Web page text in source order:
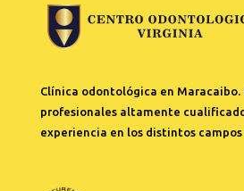
Clínica odontológica en Maracaibo.
profesionales altamente
experiencia en los distintos